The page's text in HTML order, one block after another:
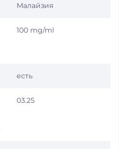
Малайзия
100 mg/ml
есть
03.25